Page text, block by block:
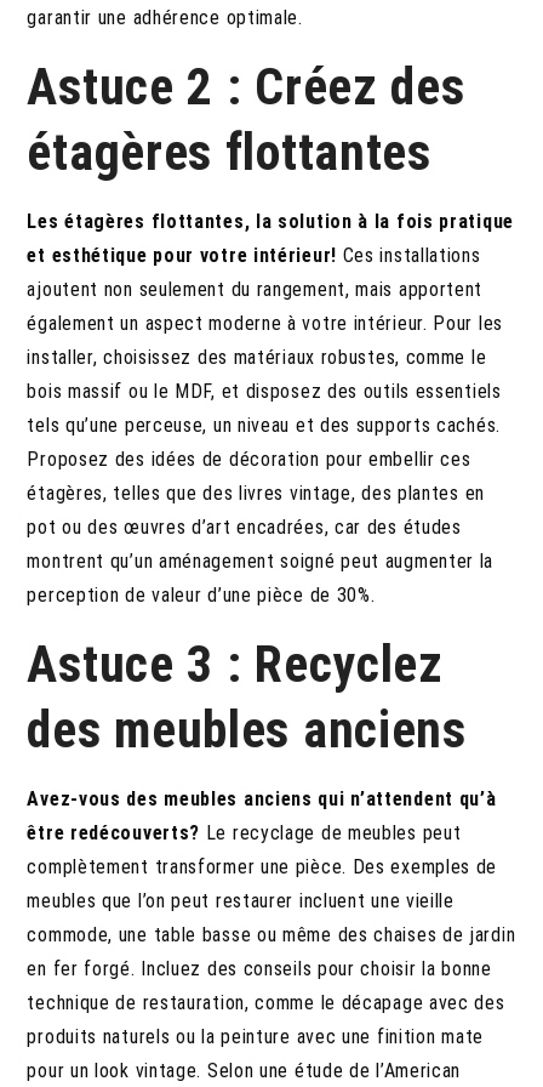
garantir une adhérence optimale.
Astuce 2 : Créez des
étagères flottantes
Les étagères flottantes, la solution à la fois pratique
et esthétique pour votre intérieur! Ces installations
ajoutent non seulement du rangement, mais apportent
également un aspect moderne à votre intérieur. Pour les
installer, choisissez des matériaux robustes, comme le
bois massif ou le MDF, et disposez des outils essentiels
tels qu’une perceuse, un niveau et des supports cachés.
Proposez des idées de décoration pour embellir ces
étagères, telles que des livres vintage, des plantes en
pot ou des œuvres d’art encadrées, car des études
montrent qu’un aménagement soigné peut augmenter la
perception de valeur d’une pièce de 30%.
Astuce 3 : Recyclez
des meubles anciens
Avez-vous des meubles anciens qui n’attendent qu’à
être redécouverts? Le recyclage de meubles peut
complètement transformer une pièce. Des exemples de
meubles que l’on peut restaurer incluent une vieille
commode, une table basse ou même des chaises de jardin
en fer forgé. Incluez des conseils pour choisir la bonne
technique de restauration, comme le décapage avec des
produits naturels ou la peinture avec une finition mate
pour un look vintage. Selon une étude de l’American